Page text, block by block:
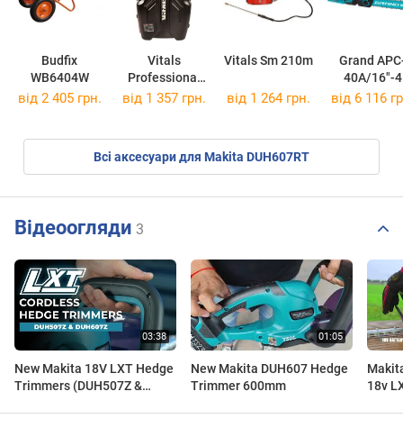
Budfix
WB6404W
Vitals
Professional
Sm 312omb
Vitals Sm 210m
Grand
40A/16"-4
від 2 405 грн. від 1 357 грн. від 1 264 грн. від 6 116
Всі аксесуари для Makita DUH607RT
Відеоогляди 3
New Makita 18V LXT Hedge
Trimmers (DUH507Z &
New Makita DUH607 Hedge
Trimmer 600mm
18v